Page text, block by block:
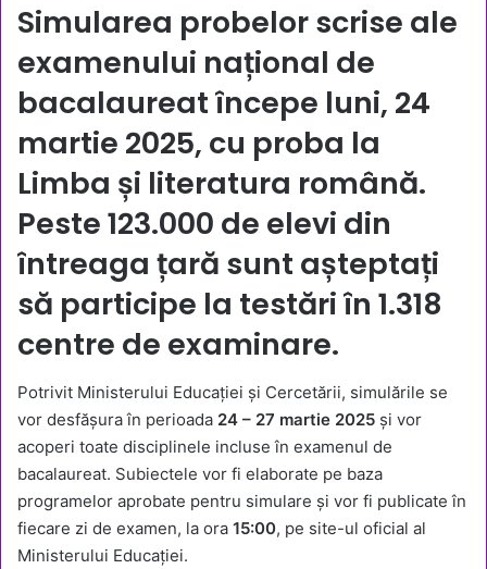
Simularea probelor scrise ale
examenului național de
bacalaureat începe luni, 24
martie 2025, cu proba la
Limba și literatura română.
Peste123.000 de elevi din
întreaga țară sunt așteptați
să participe la testări în 1.318
centre de examinare.
Potrivit Ministerului Educației și Cercetării, simulările se
vor desfășura în perioada 24 – 27 martie 2025 și vor
acoperi toate disciplinele incluse în examenul de
bacalaureat. Subiectele vor fi elaborate pe baza
programelor aprobate pentru simulare și vor fi publicate în
fiecare zi de examen, la ora 15:00, pe site-ul oficial al
Ministerului Educației.